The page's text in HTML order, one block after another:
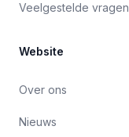
Veelgestelde vragen
Website
Over ons
Nieuws